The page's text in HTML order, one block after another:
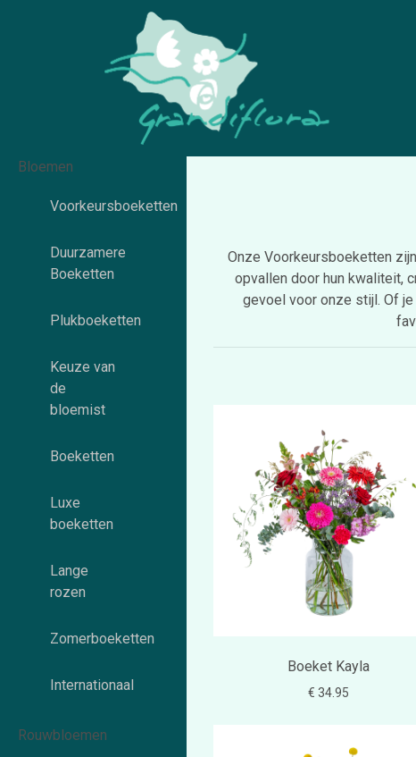
Bloemen
Voorkeursboeketten
Duurzamere
Boeketten
Plukboeketten
Keuze van
de
bloemist
Boeketten
Luxe
boeketten
Lange
rozen
Zomerboeketten
Internationaal
Rouwbloemen
Onze Voorkeursboeketten
opvallen door hun kwaliteit,
gevoel voor onze stijl. Of
Boeket Kayla
€ 34.95